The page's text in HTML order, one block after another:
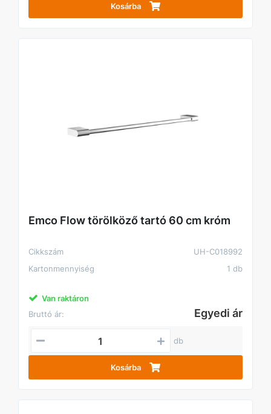
Kosárba
Emco Flow törölköző tartó 60 cm króm
Cikkszám
UH-C018992
Kartonmennyiség
1 db
Van raktáron
Bruttó ár:
Egyedi ár
db
Kosárba